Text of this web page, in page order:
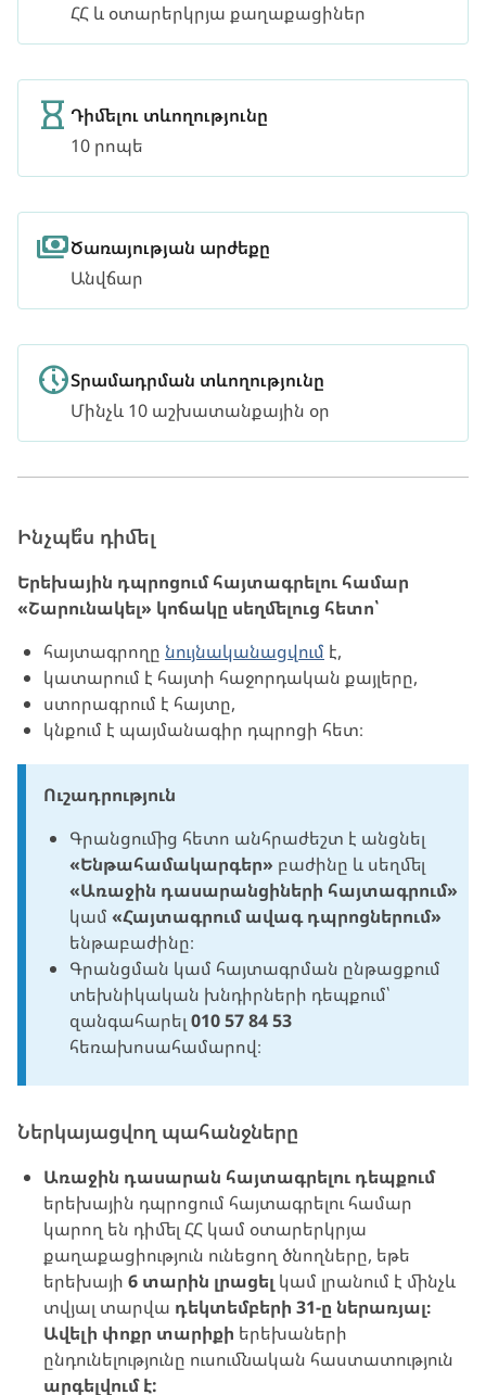
ՀՀ և օտարերկրյա քաղաքացիներ
Դիմելու տևողությունը
10 րոպե
Ծառայության արժեքը
Անվճար
Տրամադրման տևողությունը
Մինչև 10 աշխատանքային օր
Ինչպե՞ս դիմել
Երեխային դպրոցում հայտագրելու համար
«Շարունակել» կոճակը սեղմելուց հետո՝
հայտագրողը նույնականացվում է,
կատարում է հայտի հաջորդական քայլերը,
ստորագրում է հայտը,
կնքում է պայմանագիր դպրոցի հետ։
Ուշադրություն
Գրանցումից հետո անհրաժեշտ է անցնել
«Ենթահամակարգեր» բաժինը և սեղմել
«Առաջին դասարանցիների հայտագրում»
կամ «Հայտագրում ավագ դպրոցներում»
ենթաբաժինը։
Գրանցման կամ հայտագրման ընթացքում
տեխնիկական խնդիրների դեպքում՝
զանգահարել 010 57 84 53
հեռախոսահամարով։
Ներկայացվող պահանջները
Առաջին դասարան հայտագրելու դեպքում
երեխային դպրոցում հայտագրելու համար
կարող են դիմել ՀՀ կամ օտարերկրյա
քաղաքացիություն ունեցող ծնողները, եթե
երեխայի 6 տարին լրացել կամ լրանում է մինչև
տվյալ տարվա դեկտեմբերի 31-ը ներառյալ։
Ավելի փոքր տարիքի երեխաների
ընդունելությունը ուսումնական հաստատություն
արգելվում է: